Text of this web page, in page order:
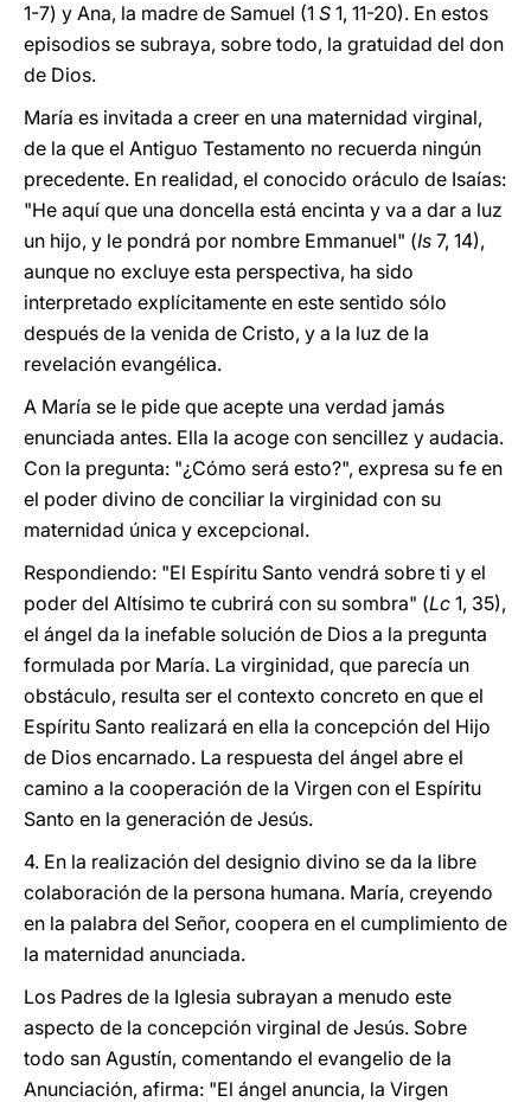
1-7) y Ana, la madre de Samuel (1 S 1, 11-20). En estos
episodios se subraya, sobre todo, la gratuidad del don
de Dios.
María es invitada a creer en una maternidad virginal,
de la que el Antiguo Testamento no recuerda ningún
precedente. En realidad, el conocido oráculo de Isaías:
"He aquí que una doncella está encinta y va a dar a luz
un hijo, y le pondrá por nombre Emmanuel" (Is 7, 14),
aunque no excluye esta perspectiva, ha sido
interpretado explícitamente en este sentido sólo
después de la venida de Cristo, y a la luz de la
revelación evangélica.
A María se le pide que acepte una verdad jamás
enunciada antes. Ella la acoge con sencillez y audacia.
Con la pregunta: "¿Cómo será esto?", expresa su fe en
el poder divino de conciliar la virginidad con su
maternidad única y excepcional.
Respondiendo: "El Espíritu Santo vendrá sobre ti y el
poder del Altísimo te cubrirá con su sombra" (Lc 1, 35),
el ángel da la inefable solución de Dios a la pregunta
formulada por María. La virginidad, que parecía un
obstáculo, resulta ser el contexto concreto en que el
Espíritu Santo realizará en ella la concepción del Hijo
de Dios encarnado. La respuesta del ángel abre el
camino a la cooperación de la Virgen con el Espíritu
Santo en la generación de Jesús.
4. En la realización del designio divino se da la libre
colaboración de la persona humana. María, creyendo
en la palabra del Señor, coopera en el cumplimiento de
la maternidad anunciada.
Los Padres de la Iglesia subrayan a menudo este
aspecto de la concepción virginal de Jesús. Sobre
todo san Agustín, comentando el evangelio de la
Anunciación, afirma: "El ángel anuncia, la Virgen